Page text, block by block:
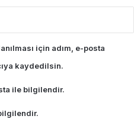
için adım, e-posta
kaydedilsin.
ile bilgilendir.